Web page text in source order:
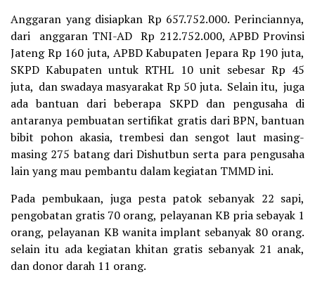
Anggaran yang disiapkan Rp 657.752.000. Perinciannya,
dari anggaran TNI-AD Rp 212.752.000, APBD Provinsi
Jateng Rp 160 juta, APBD Kabupaten Jepara Rp 190 juta,
SKPD Kabupaten untuk RTHL 10 unit sebesar Rp 45
juta, dan swadaya masyarakat Rp 50 juta. Selain itu, juga
ada bantuan dari beberapa SKPD dan pengusaha di
antaranya pembuatan sertifikat gratis dari BPN, bantuan
bibit pohon akasia, trembesi dan sengot laut masing-
masing 275 batang dari Dishutbun serta para pengusaha
lain yang mau pembantu dalam kegiatan TMMD ini.
Pada pembukaan, juga pesta patok sebanyak 22 sapi,
pengobatan gratis 70 orang, pelayanan KB pria sebayak 1
orang, pelayanan KB wanita implant sebanyak 80 orang.
selain itu ada kegiatan khitan gratis sebanyak 21 anak,
dan donor darah 11 orang.